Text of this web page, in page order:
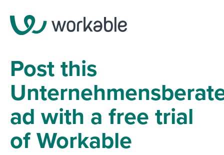
Post this
ad with a free trial
of Workable